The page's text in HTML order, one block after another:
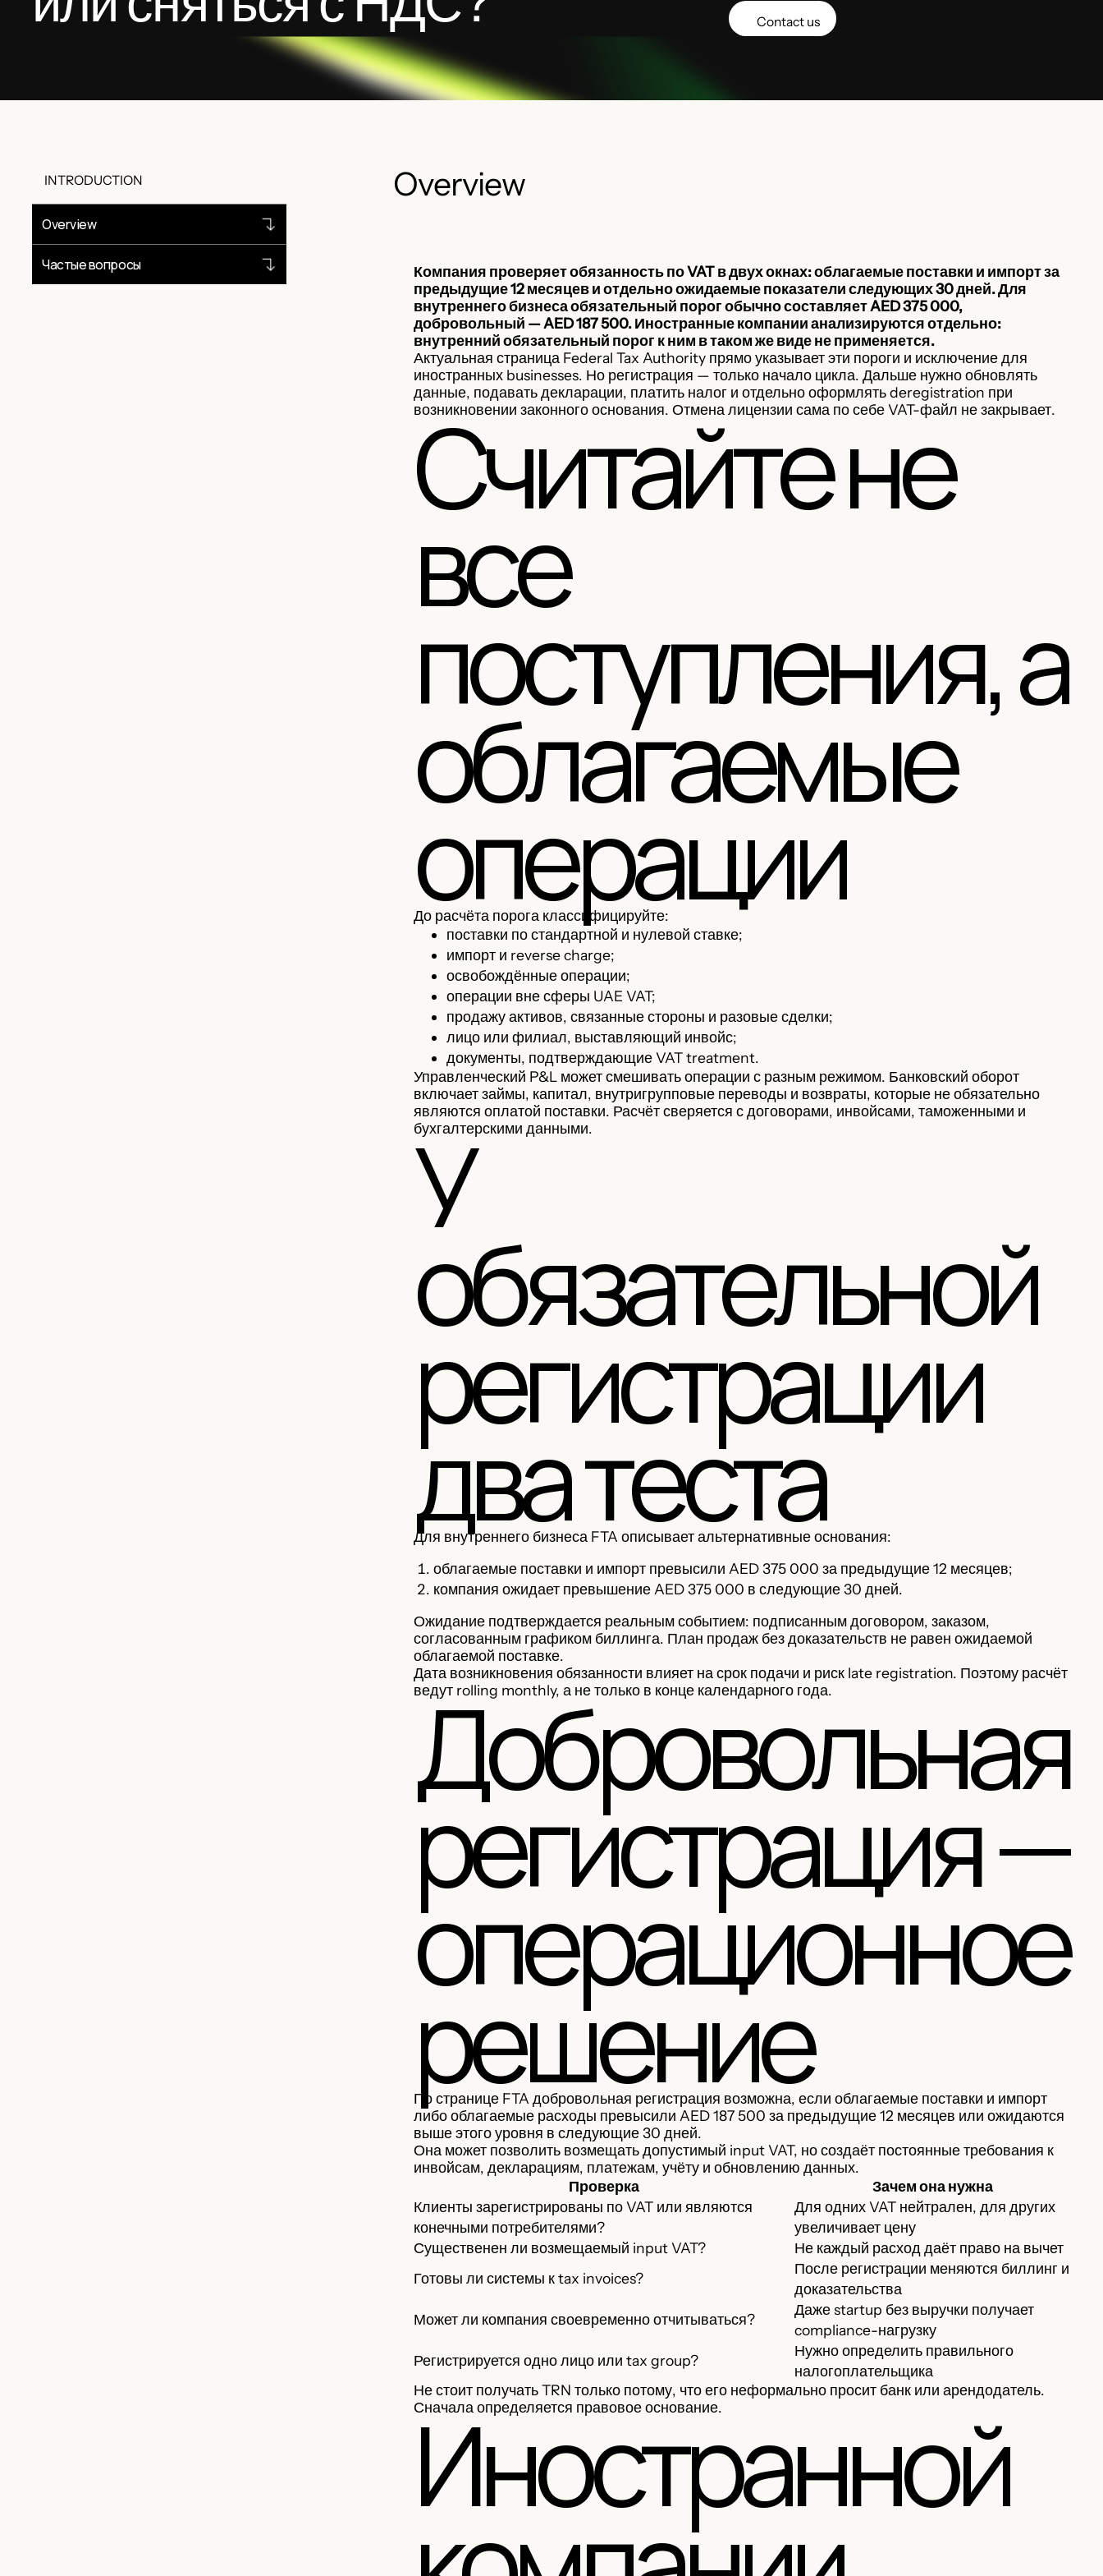
Contact us
INTRODUCTION
Overview
Частые вопросы
Overview
Компания проверяет обязанность по VAT в двух окнах: облагаемые поставки и импорт за
предыдущие 12 месяцев и отдельно ожидаемые показатели следующих 30 дней. Для
внутреннего бизнеса обязательный порог обычно составляет AED 375 000,
добровольный — AED 187 500. Иностранные компании анализируются отдельно:
внутренний обязательный порог к ним в таком же виде не применяется.
Актуальная страница Federal Tax Authority прямо указывает эти пороги и исключение для
иностранных businesses. Но регистрация — только начало цикла. Дальше нужно обновлять
данные, подавать декларации, платить налог и отдельно оформлять deregistration при
возникновении законного основания. Отмена лицензии сама по себе VAT-файл не закрывает.
Считайте не
все
поступления, а
облагаемые
операции
До расчёта порога классифицируйте:
поставки по стандартной и нулевой ставке;
импорт и reverse charge;
освобождённые операции;
операции вне сферы UAE VAT;
продажу активов, связанные стороны и разовые сделки;
лицо или филиал, выставляющий инвойс;
документы, подтверждающие VAT treatment.
Управленческий P&L может смешивать операции с разным режимом. Банковский оборот
включает займы, капитал, внутригрупповые переводы и возвраты, которые не обязательно
являются оплатой поставки. Расчёт сверяется с договорами, инвойсами, таможенными и
бухгалтерскими данными.
У
обязательной
регистрации
два теста
Для внутреннего бизнеса FTA описывает альтернативные основания:
облагаемые поставки и импорт превысили AED 375 000 за предыдущие 12 месяцев;
компания ожидает превышение AED 375 000 в следующие 30 дней.
Ожидание подтверждается реальным событием: подписанным договором, заказом,
согласованным графиком биллинга. План продаж без доказательств не равен ожидаемой
облагаемой поставке.
Дата возникновения обязанности влияет на срок подачи и риск late registration. Поэтому расчёт
ведут rolling monthly, а не только в конце календарного года.
Добровольная
регистрация —
операционное
решение
По странице FTA добровольная регистрация возможна, если облагаемые поставки и импорт
либо облагаемые расходы превысили AED 187 500 за предыдущие 12 месяцев или ожидаются
выше этого уровня в следующие 30 дней.
Она может позволить возмещать допустимый input VAT, но создаёт постоянные требования к
инвойсам, декларациям, платежам, учёту и обновлению данных.
Проверка
Зачем она нужна
Клиенты зарегистрированы по VAT или являются
конечными потребителями?
Для одних VAT нейтрален, для других
увеличивает цену
Существенен ли возмещаемый input VAT?
Не каждый расход даёт право на вычет
Готовы ли системы к tax invoices?
После регистрации меняются биллинг и
доказательства
Может ли компания своевременно отчитываться?
Даже startup без выручки получает
compliance-нагрузку
Регистрируется одно лицо или tax group?
Нужно определить правильного
налогоплательщика
Не стоит получать TRN только потому, что его неформально просит банк или арендодатель.
Сначала определяется правовое основание.
Иностранной